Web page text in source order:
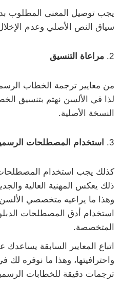
يجب توصيل المعنى المطلوب
سياق النص الأصلي وعدم
مراعاة التنسيق
من معايير ترجمة الخطاب
لذا في الألسن نهتم بتنسيق
النسخة الأصلية.
استخدام المصطلحات
كذلك يجب استخدام
ذلك يعكس المهنية العالية
وهذا ما يراعيه متخصصي
استخدام أدق المصطلحات
المتخصصة.
اتباع المعايير السابقة
واحترافيتها، وهذا ما نوفره لك
ترجمات دقيقة للخطابات